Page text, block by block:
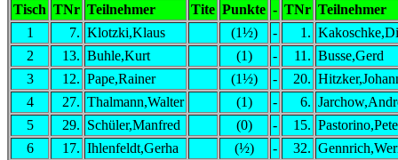
Tisch TNr Teilnehmer Tite Punkte - TNr Teilnehmer
1
7. Klotzki,Klaus (1½) - 1.
2
13. Buhle,Kurt (1) - 11. Busse,Gerd
3
12. Pape,Rainer (1½) - 20.
4
27. Thalmann,Walter (1) - 6.
5
29. Schüler,Manfred (0) - 15.
6
17. Ihlenfeldt,Gerha (½) - 32.